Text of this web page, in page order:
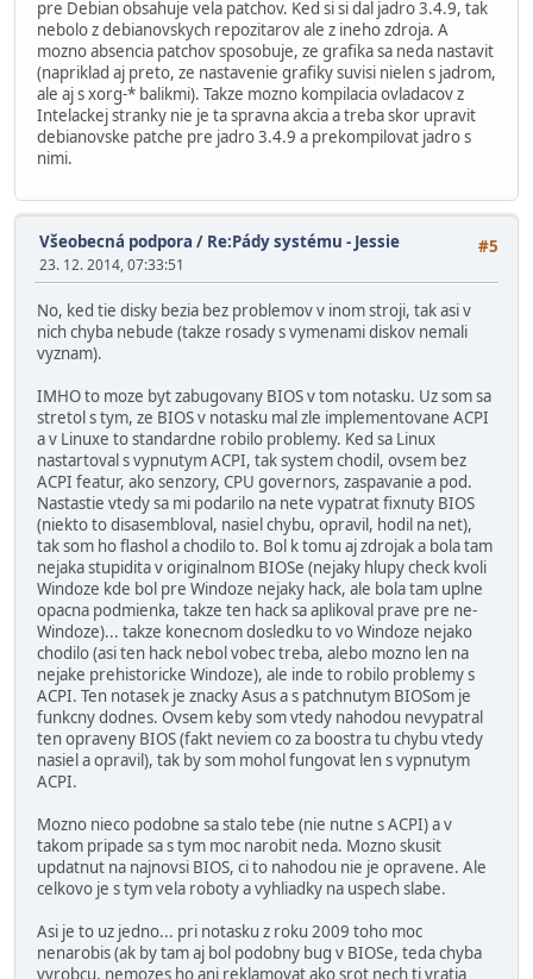
pre Debian obsahuje vela patchov. Ked si si dal jadro 3.4.9, tak
nebolo z debianovskych repozitarov ale z ineho zdroja. A
mozno absencia patchov sposobuje, ze grafika sa neda nastavit
(napriklad aj preto, ze nastavenie grafiky suvisi nielen s jadrom,
ale aj s xorg-* balikmi). Takze mozno kompilacia ovladacov z
Intelackej stranky nie je ta spravna akcia a treba skor upravit
debianovske patche pre jadro 3.4.9 a prekompilovat jadro s
nimi.
#5
Všeobecná podpora / Re:Pády systému - Jessie
23. 12. 2014, 07:33:51
No, ked tie disky bezia bez problemov v inom stroji, tak asi v
nich chyba nebude (takze rosady s vymenami diskov nemali
vyznam).
IMHO to moze byt zabugovany BIOS v tom notasku. Uz som sa
stretol s tym, ze BIOS v notasku mal zle implementovane ACPI
a v Linuxe to standardne robilo problemy. Ked sa Linux
nastartoval s vypnutym ACPI, tak system chodil, ovsem bez
ACPI featur, ako senzory, CPU governors, zaspavanie a pod.
Nastastie vtedy sa mi podarilo na nete vypatrat fixnuty BIOS
(niekto to disasembloval, nasiel chybu, opravil, hodil na net),
tak som ho flashol a chodilo to. Bol k tomu aj zdrojak a bola tam
nejaka stupidita v originalnom BIOSe (nejaky hlupy check kvoli
Windoze kde bol pre Windoze nejaky hack, ale bola tam uplne
opacna podmienka, takze ten hack sa aplikoval prave pre ne-
Windoze)... takze konecnom dosledku to vo Windoze nejako
chodilo (asi ten hack nebol vobec treba, alebo mozno len na
nejake prehistoricke Windoze), ale inde to robilo problemy s
ACPI. Ten notasek je znacky Asus a s patchnutym BIOSom je
funkcny dodnes. Ovsem keby som vtedy nahodou nevypatral
ten opraveny BIOS (fakt neviem co za boostra tu chybu vtedy
nasiel a opravil), tak by som mohol fungovat len s vypnutym
ACPI.
Mozno nieco podobne sa stalo tebe (nie nutne s ACPI) a v
takom pripade sa s tym moc narobit neda. Mozno skusit
updatnut na najnovsi BIOS, ci to nahodou nie je opravene. Ale
celkovo je s tym vela roboty a vyhliadky na uspech slabe.
Asi je to uz jedno... pri notasku z roku 2009 toho moc
nenarobis (ak by tam aj bol podobny bug v BIOSe, teda chyba
vyrobcu, nemozes ho ani reklamovat ako srot nech ti vratia